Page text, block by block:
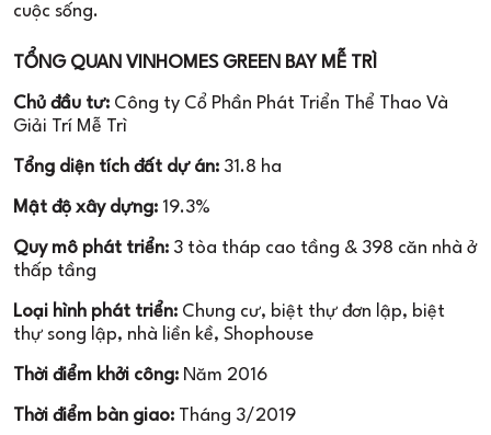
cuộc sống.
TỔNG QUAN VINHOMES GREEN BAY MỄ TRÌ
Chủ đầu tư: Công ty Cổ Phần Phát Triển Thể Thao Và
Giải Trí Mễ Trì
Tổng diện tích đất dự án: 31.8 ha
Mật độ xây dựng: 19.3%
Quy mô phát triển: 3 tòa tháp cao tầng & 398 căn nhà ở
thấp tầng
Loại hình phát triển: Chung cư, biệt thự đơn lập, biệt
thự song lập, nhà liền kề, Shophouse
Thời điểm khởi công: Năm 2016
Thời điểm bàn giao: Tháng 3/2019